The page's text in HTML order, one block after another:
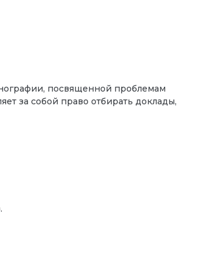
посвященной проблемам
за собой право отбирать доклады,